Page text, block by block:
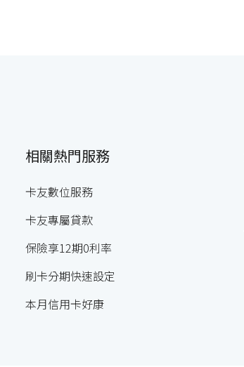
相關熱門服務
卡友數位服務
卡友專屬貸款
保險享12期0利率
刷卡分期快速設定
本月信用卡好康